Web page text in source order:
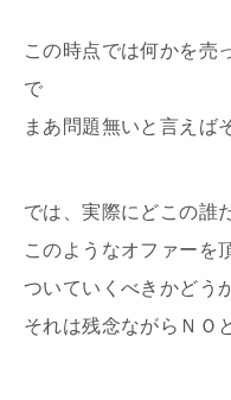
この時点では何かを売
で
まあ問題無いと言えば
では、実際にどこの誰
このようなオファーを
ついていくべきかどう
それは残念ながらＮＯ